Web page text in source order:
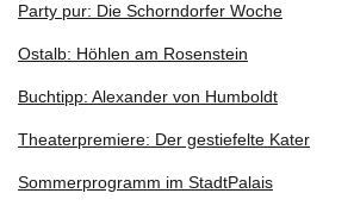
Party pur: Die Schorndorfer Woche
Ostalb: Höhlen am Rosenstein
Buchtipp: Alexander von Humboldt
Theaterpremiere: Der gestiefelte Kater
Sommerprogramm im StadtPalais